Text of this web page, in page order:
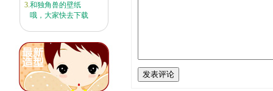
3.和独角兽的壁纸
哦，大家快去下载